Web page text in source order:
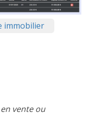
immobilier
vente ou